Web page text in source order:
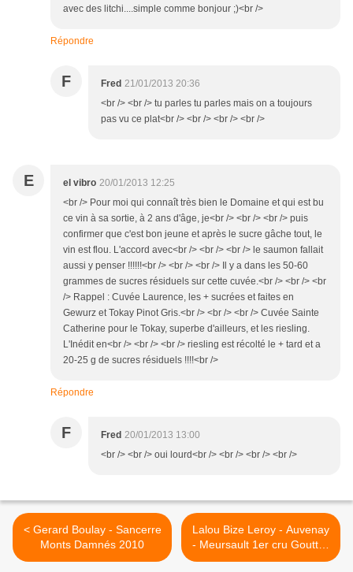
avec des litchi....simple comme bonjour ;)<br />
Répondre
F Fred 21/01/2013 20:36
<br /> <br /> tu parles tu parles mais on a toujours
pas vu ce plat<br /> <br /> <br /> <br />
E el vibro 20/01/2013 12:25
<br /> Pour moi qui connaît très bien le Domaine et qui est bu
ce vin à sa sortie, à 2 ans d'âge, je<br /> <br /> <br /> puis
confirmer que c'est bon jeune et après le sucre gâche tout, le
vin est flou. L'accord avec<br /> <br /> <br /> le saumon fallait
aussi y penser !!!!!!<br /> <br /> <br /> Il y a dans les 50-60
grammes de sucres résiduels sur cette cuvée.<br /> <br /> <br
/> Rappel : Cuvée Laurence, les + sucrées et faites en
Gewurz et Tokay Pinot Gris.<br /> <br /> <br /> Cuvée Sainte
Catherine pour le Tokay, superbe d'ailleurs, et les riesling.
L'Inédit en<br /> <br /> <br /> riesling est récolté le + tard et a
20-25 g de sucres résiduels !!!!<br />
Répondre
F Fred 20/01/2013 13:00
<br /> <br /> oui lourd<br /> <br /> <br /> <br />
< Gerard Boulay - Sancerre
Monts Damnés 2010
Lalou Bize Leroy - Auvenay
- Meursault 1er cru Gouttes
d'or 2005 >